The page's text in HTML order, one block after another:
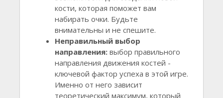
кости, которая поможет вам
набирать очки. Будьте
внимательны и не спешите.
Неправильный выбор
направления: выбор правильного
направления движения костей -
ключевой фактор успеха в этой игре.
Именно от него зависит
теоретический максимум, который